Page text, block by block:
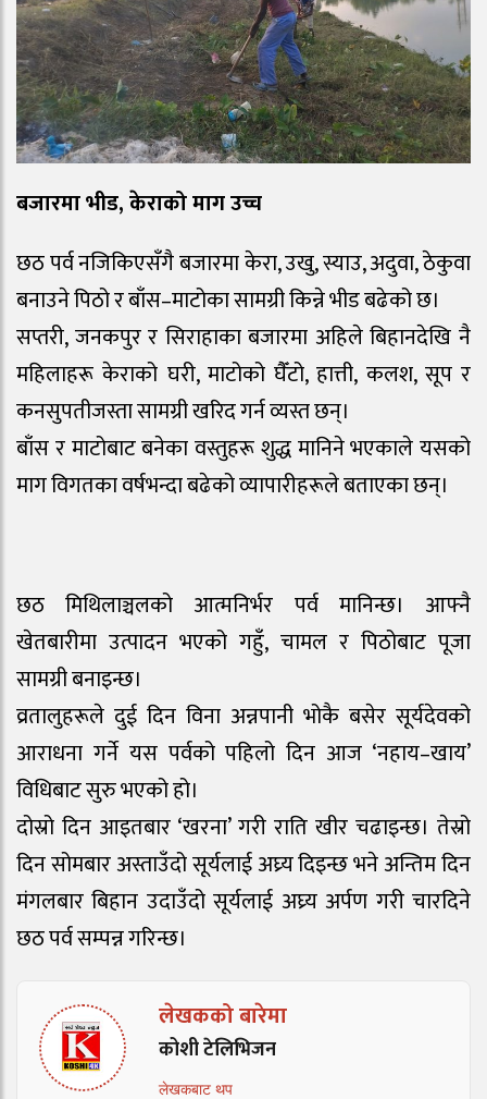
बजारमा भीड, केराको माग उच्च
छठ पर्व नजिकिएसँगै बजारमा केरा, उखु, स्याउ, अदुवा, ठेकुवा
बनाउने पिठो र बाँस–माटोका सामग्री किन्ने भीड बढेको छ।
सप्तरी, जनकपुर र सिराहाका बजारमा अहिले बिहानदेखि नै
महिलाहरू केराको घरी, माटोको घैँटो, हात्ती, कलश, सूप र
कनसुपतीजस्ता सामग्री खरिद गर्न व्यस्त छन्।
बाँस र माटोबाट बनेका वस्तुहरू शुद्ध मानिने भएकाले यसको
माग विगतका वर्षभन्दा बढेको व्यापारीहरूले बताएका छन्।
छठ मिथिलाञ्चलको आत्मनिर्भर पर्व मानिन्छ। आफ्नै
खेतबारीमा उत्पादन भएको गहुँ, चामल र पिठोबाट पूजा
सामग्री बनाइन्छ।
व्रतालुहरूले दुई दिन विना अन्नपानी भोकै बसेर सूर्यदेवको
आराधना गर्ने यस पर्वको पहिलो दिन आज ‘नहाय–खाय’
विधिबाट सुरु भएको हो।
दोस्रो दिन आइतबार ‘खरना’ गरी राति खीर चढाइन्छ। तेस्रो
दिन सोमबार अस्ताउँदो सूर्यलाई अघ्र्य दिइन्छ भने अन्तिम दिन
मंगलबार बिहान उदाउँदो सूर्यलाई अघ्र्य अर्पण गरी चारदिने
छठ पर्व सम्पन्न गरिन्छ।
लेखकको बारेमा
कोशी टेलिभिजन
लेखकबाट थप